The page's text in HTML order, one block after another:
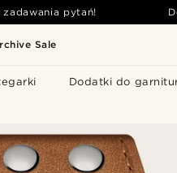
Sale
Dodatki do
pytań!